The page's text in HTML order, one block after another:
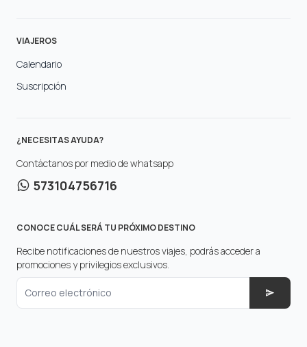
VIAJEROS
Calendario
Suscripción
¿NECESITAS AYUDA?
Contáctanos por medio de whatsapp
573104756716
CONOCE CUÁL SERÁ TU PRÓXIMO DESTINO
Recibe notificaciones de nuestros viajes, podrás acceder a
promociones y privilegios exclusivos.
Correo electrónico